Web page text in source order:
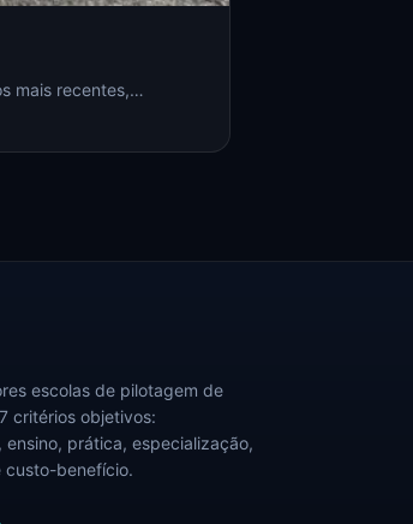
mais recentes,…
escolas de pilotagem de
critérios objetivos:
ensino, prática, especialização,
custo-benefício.